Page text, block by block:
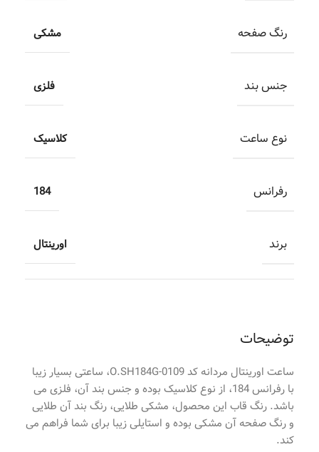
توضیحات
ساعت اورینتال مردانه کد O.SH184G-0109، ساعتی بسیار زیبا
با رفرانس 184، از نوع کلاسیک بوده و جنس بند آن، فلزی می
باشد. رنگ قاب این محصول، مشکی طلایی، رنگ بند آن طلایی
و رنگ صفحه آن مشکی بوده و استایلی زیبا برای شما فراهم می
کند.
رنگ صفحه مشکی
جنس بند فلزی
نوع ساعت کلاسیک
رفرانس 184
برند اورینتال